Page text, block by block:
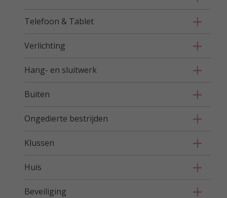
Telefoon & Tablet
Verlichting
Hang- en sluitwerk
Buiten
Ongedierte bestrijden
Klussen
Huis
Beveiliging